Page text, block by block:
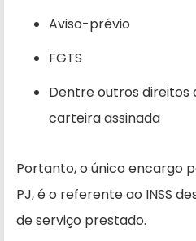
Aviso-prévio
FGTS
Dentre outros
carteira assinada
Portanto, o único encargo
PJ, é o referente ao INSS
de serviço prestado.